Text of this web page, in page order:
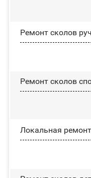
Ремонт сколов
Ремонт сколов
Локальная